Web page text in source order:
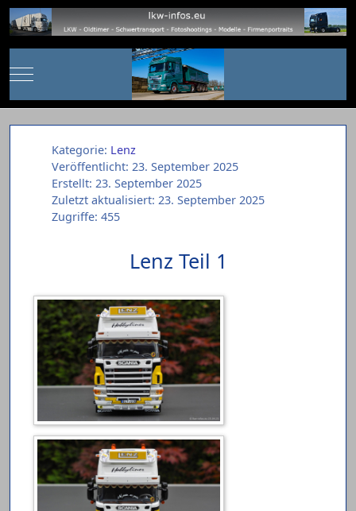
Mobile Menu Toggle
Kategorie: Lenz
Veröffentlicht: 23. September 2025
Erstellt: 23. September 2025
Zuletzt aktualisiert: 23. September 2025
Zugriffe: 455
Lenz Teil 1